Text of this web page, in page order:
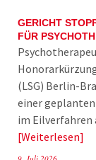
GERICHT
FÜR
(LSG) Berlin-
einer
im Eilverfahren
Weiterlesen